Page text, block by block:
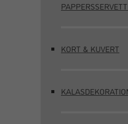
KORT & KUVERT